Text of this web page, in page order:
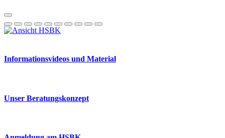
Informationsvideos und Material
Unser Beratungskonzept